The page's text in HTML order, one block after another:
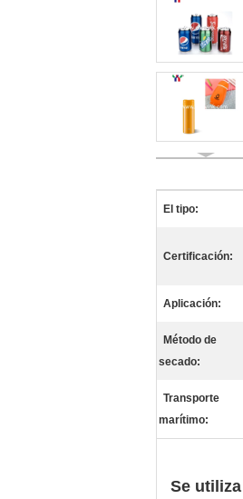
El tipo:
Certificación:
Aplicación:
Método de
secado:
Transporte
marítimo:
Se